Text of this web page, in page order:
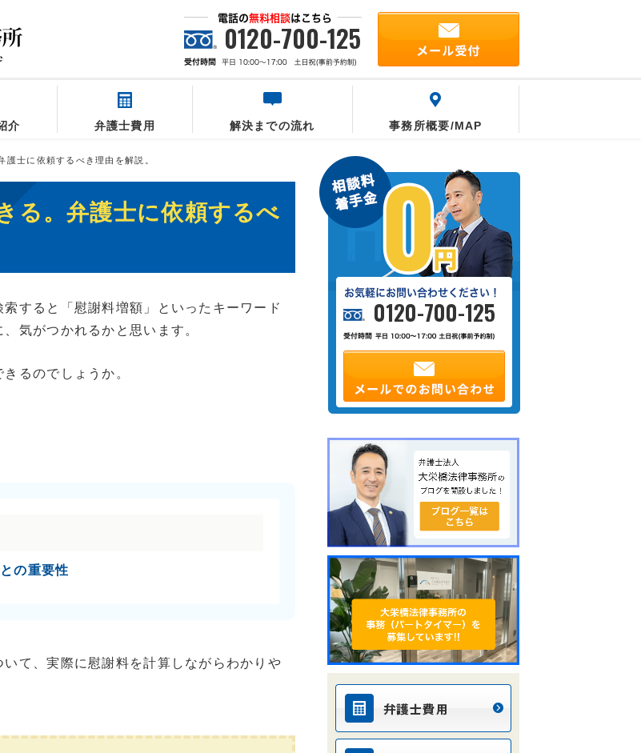
0120-700-125
介 弁護士費用 解決までの流れ 事務所概要/MAP
士に依頼するべき理由を解説。
る。弁護士に依頼するべ
すると「慰謝料増額」といったキーワード
気がつかれるかと思います。
るのでしょうか。
の重要性
て、実際に慰謝料を計算しながらわかりや
0120-700-125